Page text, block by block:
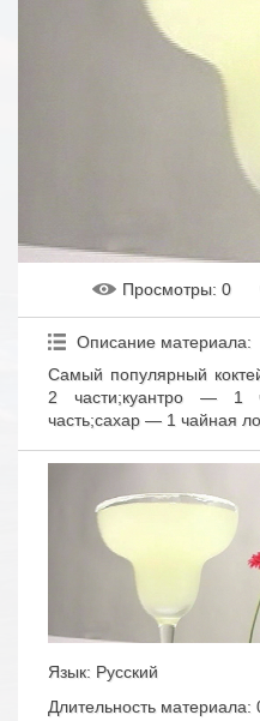
Просмотры: 0
Описание материала:
Самый популярный
2 части;куантро — 1
часть;сахар — 1 чайная
Язык: Русский
Длительность материала: